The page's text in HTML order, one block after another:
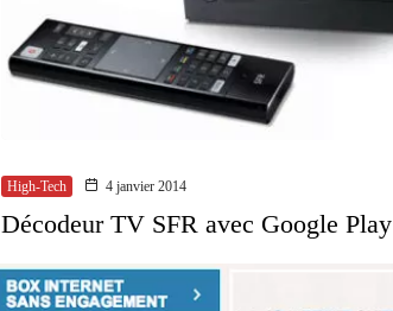
High-Tech 4 janvier 2014
Décodeur TV SFR avec Google Play